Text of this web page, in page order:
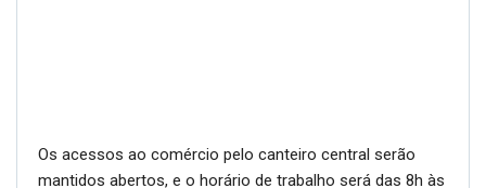
Os acessos ao comércio pelo canteiro central serão
mantidos abertos, e o horário de trabalho será das 8h às